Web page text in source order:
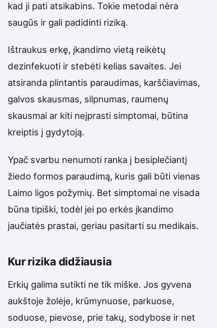
kad ji pati atsikabins. Tokie metodai nėra
saugūs ir gali padidinti riziką.
Ištraukus erkę, įkandimo vietą reikėtų
dezinfekuoti ir stebėti kelias savaites. Jei
atsiranda plintantis paraudimas, karščiavimas,
galvos skausmas, silpnumas, raumenų
skausmai ar kiti neįprasti simptomai, būtina
kreiptis į gydytoją.
Ypač svarbu nenumoti ranka į besiplečiantį
žiedo formos paraudimą, kuris gali būti vienas
Laimo ligos požymių. Bet simptomai ne visada
būna tipiški, todėl jei po erkės įkandimo
jaučiatės prastai, geriau pasitarti su medikais.
Kur rizika didžiausia
Erkių galima sutikti ne tik miške. Jos gyvena
aukštoje žolėje, krūmynuose, parkuose,
soduose, pievose, prie takų, sodybose ir net